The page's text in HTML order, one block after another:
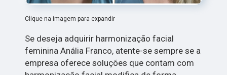
Clique na imagem para expandir
Se deseja adquirir harmonização facial
feminina Anália Franco, atente-se sempre se a
empresa oferece soluções que contam com